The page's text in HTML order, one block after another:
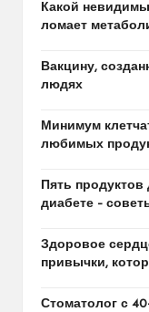
Какой
ломает
Вакцину,
людях
Минимум
любимых
Пять
диабете –
Здоровое
привычки,
Стоматолог с